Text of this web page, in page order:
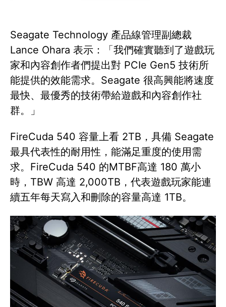
Seagate Technology 產品線管理副總裁
Lance Ohara 表示：「我們確實聽到了遊戲玩
家和內容創作者們提出對 PCIe Gen5 技術所
能提供的效能需求。Seagate 很高興能將速度
最快、最優秀的技術帶給遊戲和內容創作社
群。」
FireCuda 540 容量上看 2TB，具備 Seagate
最具代表性的耐用性，能滿足重度的使用需
求。FireCuda 540 的MTBF高達 180 萬小
時，TBW 高達 2,000TB，代表遊戲玩家能連
續五年每天寫入和刪除的容量高達 1TB。